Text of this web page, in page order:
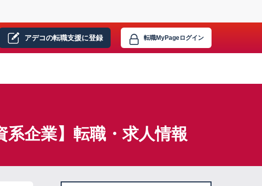
アデコの転職支援に登録 転職MyPageログイン
系企業】転職・求人情報